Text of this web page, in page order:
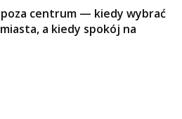
poza centrum — kiedy wybrać
a kiedy spokój na